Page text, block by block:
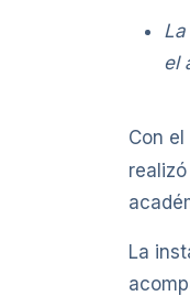
el
Con
La